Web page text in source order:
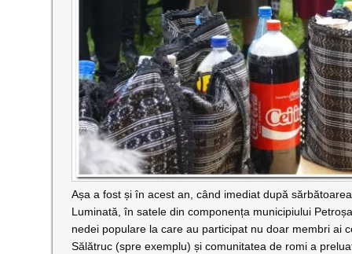
Așa a fost și în acest an, când imediat după
Luminată, în satele din componența municipiului
nedei populare la care au participat nu doar membri ai
Sălătruc (spre exemplu) și comunitatea de romi a